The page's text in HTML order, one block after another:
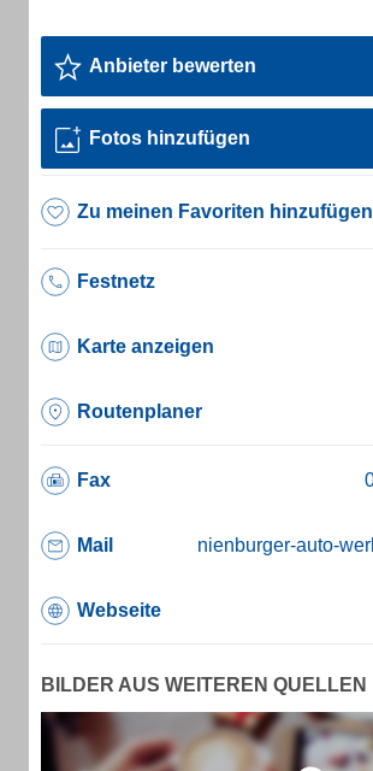
Anbieter bewerten
Fotos hinzufügen
Zu meinen Favoriten hinzufügen
Festnetz
Karte anzeigen
Routenplaner
Fax
Mail
Webseite
BILDER AUS WEITEREN QUELLEN